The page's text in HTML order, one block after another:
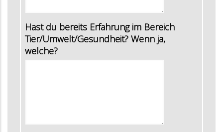
Hast du bereits Erfahrung im Bereich
Tier/Umwelt/Gesundheit? Wenn ja,
welche?